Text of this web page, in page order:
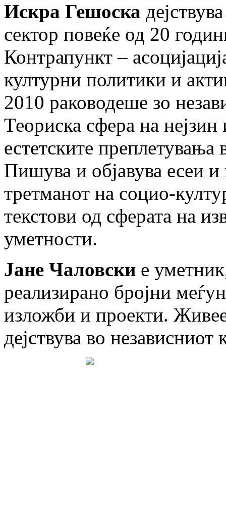
Искра Гешоска
сектор повеќе од 20
Контрапункт –
културни политики и
2010 раководеше зо
Теориска сфера на
естетските преплетувања
Пишува и објавува есеи
третманот на социо-
текстови од сферата на
уметности.
Јане Чаловски е
реализирано бројни
изложби и проекти.
дејствува во